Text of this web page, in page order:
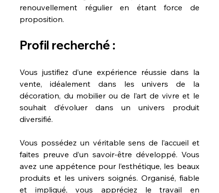
renouvellement régulier en étant force de
proposition.
Profil recherché :
Vous justifiez d’une expérience réussie dans la
vente, idéalement dans les univers de la
décoration, du mobilier ou de l’art de vivre et le
souhait d’évoluer dans un univers produit
diversifié.
Vous possédez un véritable sens de l’accueil et
faites preuve d’un savoir-être développé. Vous
avez une appétence pour l’esthétique, les beaux
produits et les univers soignés. Organisé, fiable
et impliqué, vous appréciez le travail en